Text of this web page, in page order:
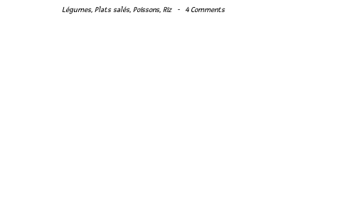
Légumes, Plats salés, Poissons, Riz - 4 Comments